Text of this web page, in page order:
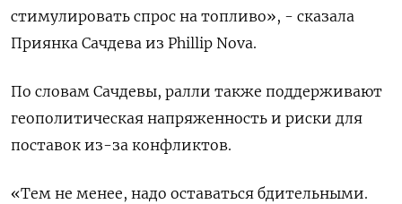
стимулировать спрос на топливо», - сказала
Приянка Сачдева из Phillip Nova.
По словам Сачдевы, ралли также поддерживают
геополитическая напряженность и риски для
поставок из-за конфликтов.
«Тем не менее, надо оставаться бдительными.